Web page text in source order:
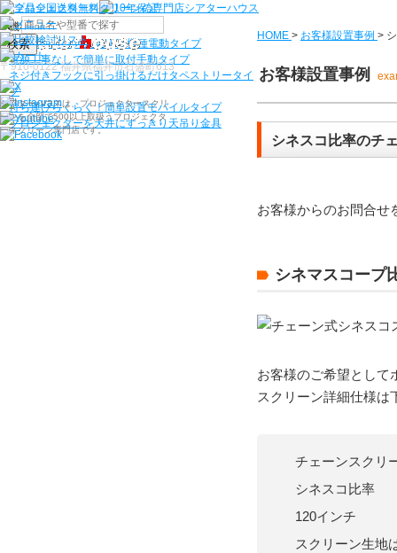
検索
HOME > お客様設置事例 >
お客様設置事例
シネスコ比率のチ
お客様からのお問合せ
シネマスコープ
お客様のご希望として
スクリーン詳細仕様は
チェーンスクリ
シネスコ比率
120インチ
スクリーン生地
機種から選ぶ
シアターハウス人気NO1機種電動タイプ
電源工事なしで簡単に取付手動タイプ
ネジ付きフックに引っ掛けるだけタペストリータイ
プ
持ち運びらくらく！簡単設置モバイルタイプ
プロジェクターを天井にすっきり 天吊り金具
〒910-0122 福井県福井市石盛町613
シアターハウスは、プロジェクタースクリ
ーンを全部で500以上取扱うプロジェクタ
ースクリーン専門店です。